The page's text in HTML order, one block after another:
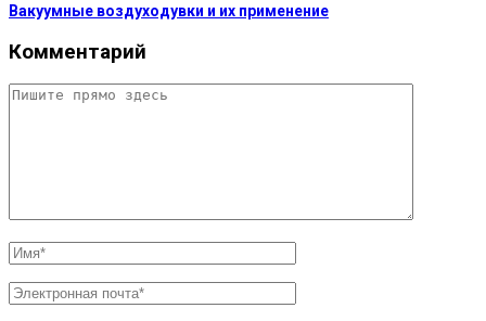
Вакуумные воздуходувки и их применение
Комментарий